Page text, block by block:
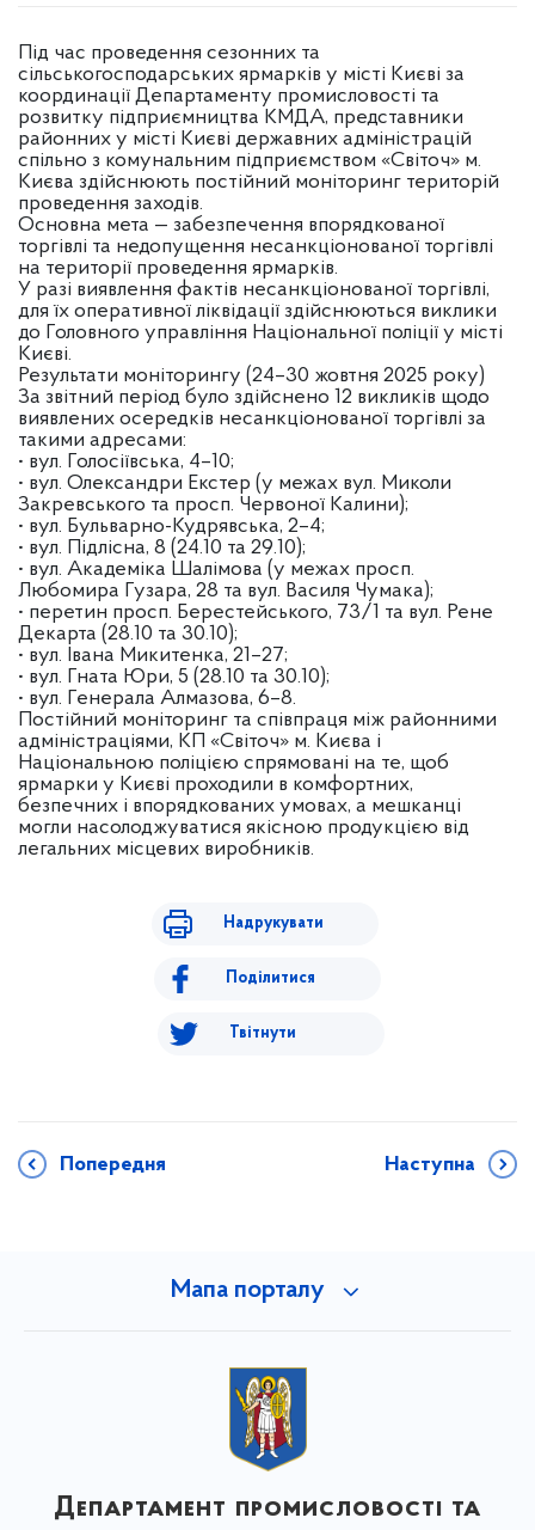
Під час проведення сезонних та
сільськогосподарських ярмарків у місті Києві за
координації Департаменту промисловості та
розвитку підприємництва КМДА, представники
районних у місті Києві державних адміністрацій
спільно з комунальним підприємством «Світоч» м.
Києва здійснюють постійний моніторинг територій
проведення заходів.
Основна мета — забезпечення впорядкованої
торгівлі та недопущення несанкціонованої торгівлі
на території проведення ярмарків.
У разі виявлення фактів несанкціонованої торгівлі,
для їх оперативної ліквідації здійснюються виклики
до Головного управління Національної поліції у місті
Києві.
Результати моніторингу (24–30 жовтня 2025 року)
За звітний період було здійснено 12 викликів щодо
виявлених осередків несанкціонованої торгівлі за
такими адресами:
• вул. Голосіївська, 4–10;
• вул. Олександри Екстер (у межах вул. Миколи
Закревського та просп. Червоної Калини);
• вул. Бульварно-Кудрявська, 2–4;
• вул. Підлісна, 8 (24.10 та 29.10);
• вул. Академіка Шалімова (у межах просп.
Любомира Гузара, 28 та вул. Василя Чумака);
• перетин просп. Берестейського, 73/1 та вул. Рене
Декарта (28.10 та 30.10);
• вул. Івана Микитенка, 21–27;
• вул. Гната Юри, 5 (28.10 та 30.10);
• вул. Генерала Алмазова, 6–8.
Постійний моніторинг та співпраця між районними
адміністраціями, КП «Світоч» м. Києва і
Національною поліцією спрямовані на те, щоб
ярмарки у Києві проходили в комфортних,
безпечних і впорядкованих умовах, а мешканці
могли насолоджуватися якісною продукцією від
легальних місцевих виробників.
Надрукувати
Поділитися
Твітнути
Попередня Наступна
Мапа порталу
Департамент промисловості та